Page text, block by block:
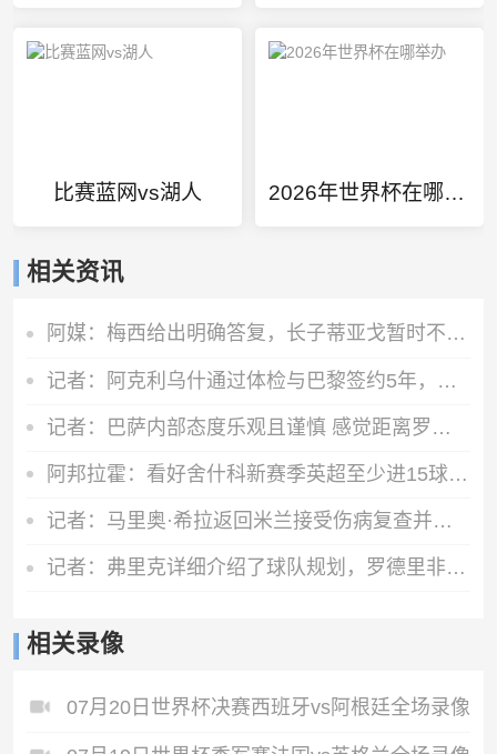
比赛蓝网vs湖人 2026年世界杯在哪举办
相关资讯
阿媒：梅西给出明确答复，长子蒂亚戈暂时不会前往拉玛西亚青训
记者：阿克利乌什通过体检与巴黎签约5年，转会费5000万欧元
记者：巴萨内部态度乐观且谨慎 感觉距离罗德里转会完成更近了
阿邦拉霍：看好舍什科新赛季英超至少进15球，期待他越踢越好
记者：马里奥·希拉返回米兰接受伤病复查并继续康复工作
记者：弗里克详细介绍了球队规划，罗德里非常认可并选择加盟巴萨
相关录像
07月20日世界杯决赛西班牙vs阿根廷全场录像